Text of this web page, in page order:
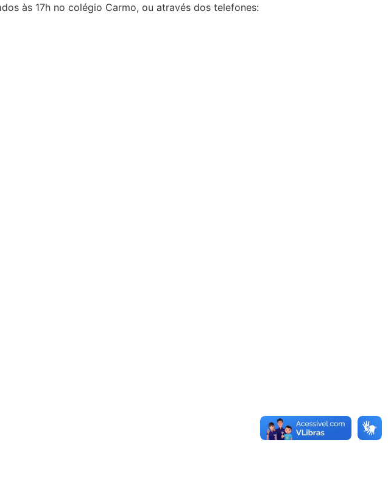
às 17h no colégio Carmo, ou através dos telefones: